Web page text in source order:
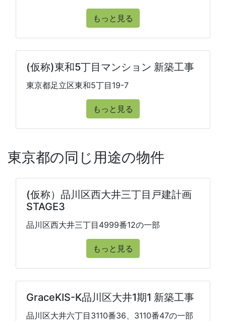
もっと見る
(仮称)東和5丁目マンション 新築工事
東京都足立区東和5丁目19-7
もっと見る
東京都の同じ用途の物件
(仮称）品川区西大井三丁目戸建計画
STAGE3
品川区西大井三丁目4999番12の一部
もっと見る
GraceKIS-K品川区大井1期1 新築工事
品川区大井六丁目3110番36、3110番47の一部